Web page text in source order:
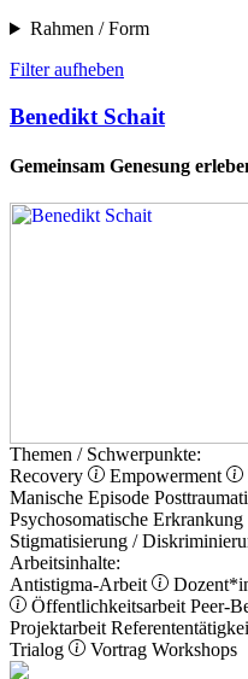
Rahmen / Form
Filter aufheben
Benedikt Schait
Gemeinsam Genesung
Themen / Schwerpunkte:
Recovery
Empowerment
Manische Episode
Psychosomatische Erkrankung
Stigmatisierung /
Arbeitsinhalte:
Antistigma-Arbeit
Öffentlichkeitsarbeit Peer-
Projektarbeit
Trialog
Vortrag Workshops